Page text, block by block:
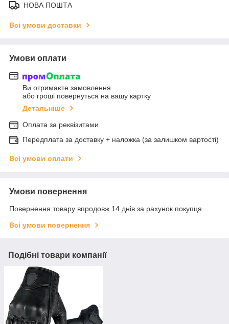
НОВА ПОШТА
Всі умови доставки
Умови оплати
Ви отримаєте замовлення
або гроші повернуться на вашу картку
Детальніше
Оплата за реквізитами
Передплата за доставку + наложка (за залишком вартості)
Всі умови оплати
Умови повернення
Повернення товару впродовж 14 днів за рахунок покупця
Всі умови повернення
Подібні товари компанії